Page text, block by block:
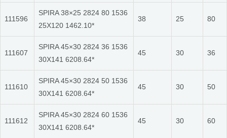
111596
SPIRA 38×25 2824 80 1536
25X120 1462.10*
38 25 80
111607
SPIRA 45×30 2824 36 1536
30X141 6208.64*
45 30 36
111610
SPIRA 45×30 2824 50 1536
30X141 6208.64*
45 30 50
111612
SPIRA 45×30 2824 60 1536
30X141 6208.64*
45 30 60